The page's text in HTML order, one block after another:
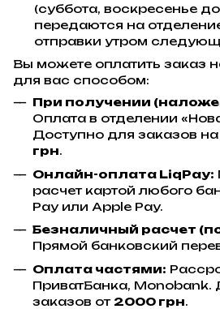
(суббота, воскресенье
передаются на
отправки утром
Вы можете оплатить заказ
для вас способом:
При получении
Оплата в отделении
Доступно для заказов
грн.
Онлайн-оплата LiqPay:
расчет картой любого
Pay или Apple Pay.
Безналичный расчет
Прямой банковский
Оплата частями:
ПриватБанка, Monobank.
заказов от 2000 грн.